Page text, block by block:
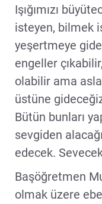
Işığımızı
isteyen, bilmek
yeşertmeye
engeller
olabilir ama asla
üstüne
Bütün bunları
sevgiden
edecek.
Başöğretmen
olmak üzere